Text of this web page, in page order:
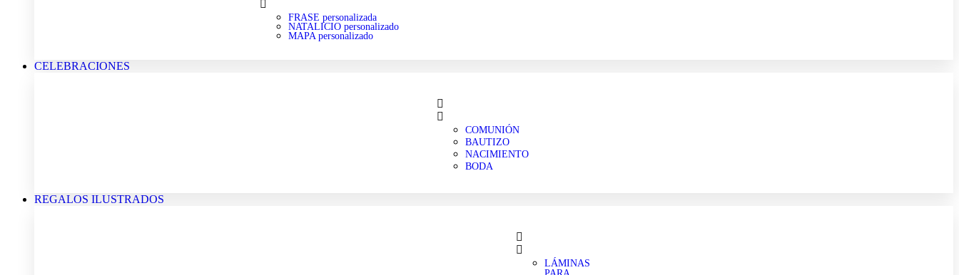
FRASE personalizada
NATALICIO personalizado
MAPA personalizado
CELEBRACIONES
COMUNIÓN
BAUTIZO
NACIMIENTO
BODA
REGALOS ILUSTRADOS
LÁMINAS